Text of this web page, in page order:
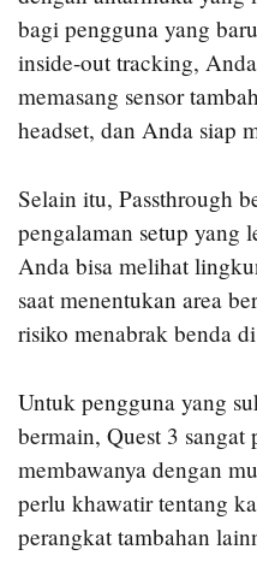
bagi pengguna yang
inside-out tracking,
memasang sensor
headset, dan Anda siap
Selain itu, Passthrough
pengalaman setup yang
Anda bisa melihat
saat menentukan area
risiko menabrak benda
Untuk pengguna yang
bermain, Quest 3
membawanya dengan
perlu khawatir tentang
perangkat tambahan